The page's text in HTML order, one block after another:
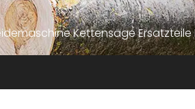
Kettensäge